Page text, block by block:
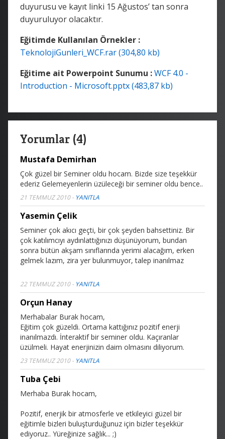
duyurusu ve kayıt linki 15 Ağustos’ tan sonra
duyuruluyor olacaktır.
Eğitimde Kullanılan Örnekler :
TeknolojiGunleri_WCF.rar (304,80 kb)
Eğitime ait Powerpoint Sunumu :WCF 4.0 -
Introduction - Microsoft.pptx (483,87 kb)
Yorumlar (4)
Mustafa Demirhan
Çok güzel bir Seminer oldu hocam. Bizde size teşekkür
ederiz Gelemeyenlerin üzüleceği bir seminer oldu bence..
21 TEMMUZ 2010- YANITLA
Yasemin Çelik
Seminer çok akıcı geçti, bir çok şeyden bahsettiniz. Bir
çok katılımcıyı aydınlattığınızı düşünüyorum, bundan
sonra bütün akşam sınıflarında yerimi alacağım, erken
gelmek lazım, zira yer bulunmuyor, talep inanılmaz
22 TEMMUZ 2010- YANITLA
Orçun Hanay
Merhabalar Burak hocam,
Eğitim çok güzeldi. Ortama kattığınız pozitif enerji
inanılmazdı. İnteraktif bir seminer oldu. Kaçıranlar
üzülmeli. Hayat enerjinizin daim olmasını diliyorum.
23 TEMMUZ 2010- YANITLA
Tuba Çebi
Merhaba Burak hocam,
Pozitif, enerjik bir atmosferle ve etkileyici güzel bir
eğitimle bizleri buluşturduğunuz için bizler teşekkür
ediyoruz.. Yüreğinize sağlık... ;)